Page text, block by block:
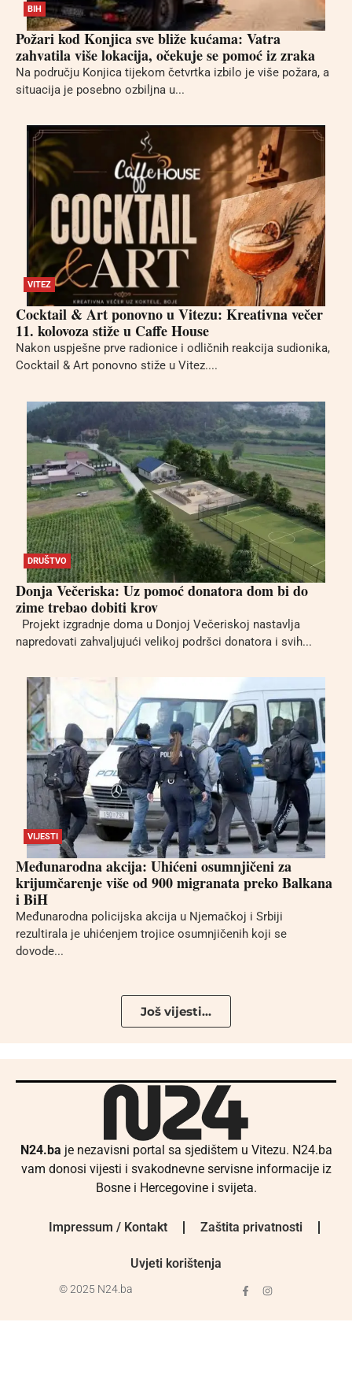
BIH
Požari kod Konjica sve bliže kućama: Vatra
zahvatila više lokacija, očekuje se pomoć iz zraka
Na području Konjica tijekom četvrtka izbilo je više požara, a
situacija je posebno ozbiljna u...
VITEZ
Cocktail & Art ponovno u Vitezu: Kreativna večer
11. kolovoza stiže u Caffe House
Nakon uspješne prve radionice i odličnih reakcija sudionika,
Cocktail & Art ponovno stiže u Vitez....
DRUŠTVO
Donja Večeriska: Uz pomoć donatora dom bi do
zime trebao dobiti krov
Projekt izgradnje doma u Donjoj Večeriskoj nastavlja
napredovati zahvaljujući velikoj podršci donatora i svih...
VIJESTI
Međunarodna akcija: Uhićeni osumnjičeni za
krijumčarenje više od 900 migranata preko Balkana
i BiH
Međunarodna policijska akcija u Njemačkoj i Srbiji
rezultirala je uhićenjem trojice osumnjičenih koji se
dovode...
Još vijesti...
N24.ba je nezavisni portal sa sjedištem u Vitezu. N24.ba
vam donosi vijesti i svakodnevne servisne informacije iz
Bosne i Hercegovine i svijeta.
Impressum / Kontakt Zaštita privatnosti
Uvjeti korištenja
© 2025 N24.ba